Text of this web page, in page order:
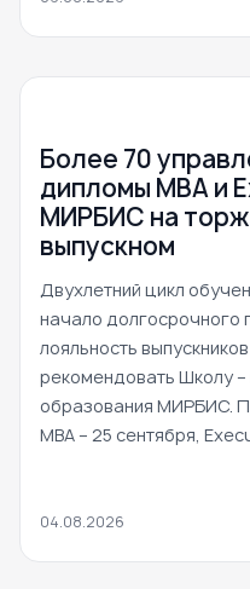
Более 70
дипломы MBA и
МИРБИС на
выпускном
Двухлетний цикл
начало долгосрочного
лояльность
рекомендовать Школу
образования МИРБИС.
MBA – 25 сентября,
04.08.2026